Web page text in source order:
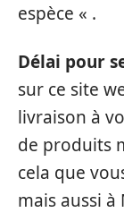
espèce « .
Délai pour
sur ce site
livraison à
de produits
cela que
mais aussi à